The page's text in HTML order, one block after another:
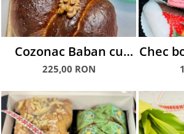
Cozonac Baban cu
mac si nuca, 1.5 kg
225,00 RON
Chec
și